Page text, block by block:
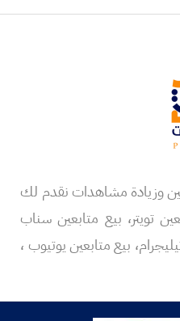
وزيادة مشاهدات نقدم لك
تويتر، بيع متابعين سناب
بيع متابعين يوتيوب ،